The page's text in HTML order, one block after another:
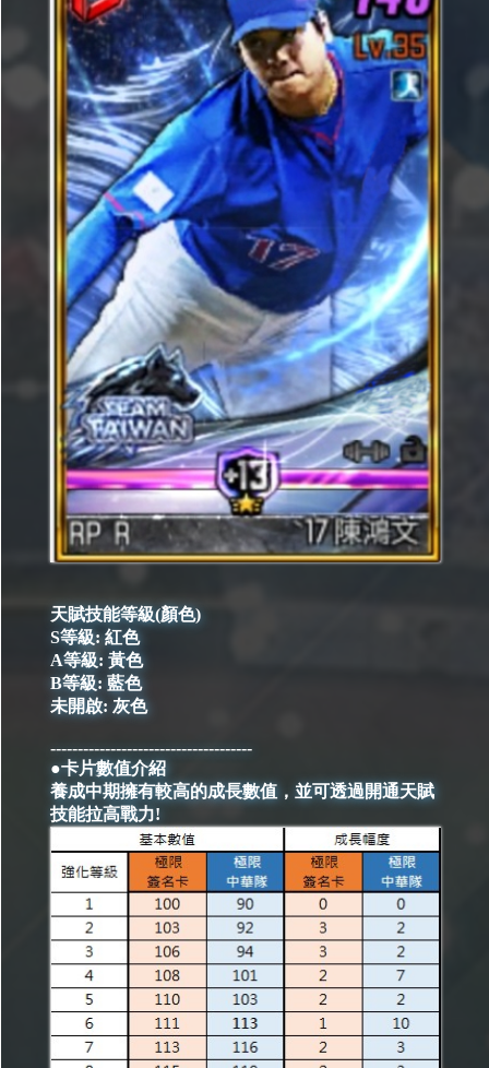
天賦技能等級(顏色)
S等級: 紅色
A等級: 黃色
B等級: 藍色
未開啟: 灰色
-------------------------------------
●卡片數值介紹
養成中期擁有較高的成長數值，並可透過開通天賦
技能拉高戰力!